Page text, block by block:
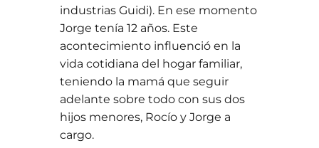
industrias Guidi). En ese momento
Jorge tenía 12 años. Este
acontecimiento influenció en la
vida cotidiana del hogar familiar,
teniendo la mamá que seguir
adelante sobre todo con sus dos
hijos menores, Rocío y Jorge a
cargo.